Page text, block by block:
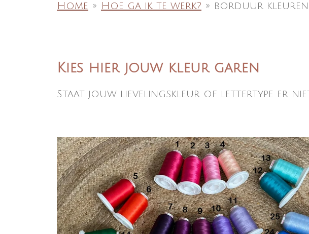
Home » Hoe ga ik te werk? » borduur kleuren
Kies hier jouw kleur garen
Staat jouw lievelingskleur of lettertype er